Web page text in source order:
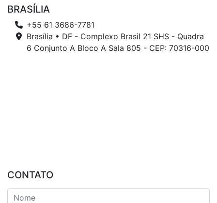
BRASÍLIA
+55 61 3686-7781
Brasília • DF - Complexo Brasil 21 SHS - Quadra
6 Conjunto A Bloco A Sala 805 - CEP: 70316-000
CONTATO